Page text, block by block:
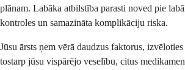
plānam. Labāka atbilstība parasti noved pie
kontroles un samazināta komplikāciju riska.
Jūsu ārsts ņem vērā daudzus faktorus, izvēloties
tostarp jūsu vispārējo veselību, citus